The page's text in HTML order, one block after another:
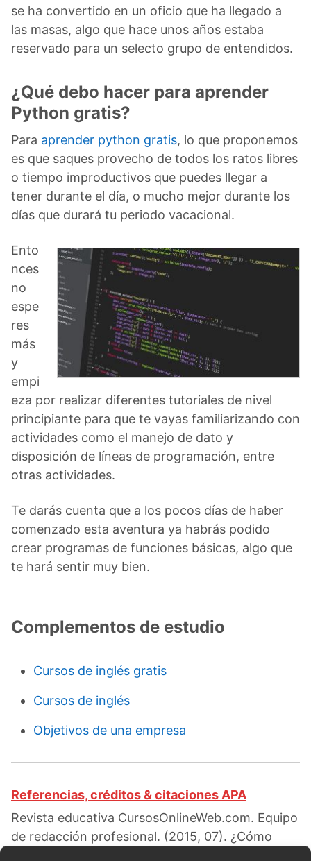
se ha convertido en un oficio que ha llegado a
las masas, algo que hace unos años estaba
reservado para un selecto grupo de entendidos.
¿Qué debo hacer para aprender
Python gratis?
Para aprender python gratis, lo que proponemos
es que saques provecho de todos los ratos libres
o tiempo improductivos que puedes llegar a
tener durante el día, o mucho mejor durante los
días que durará tu periodo vacacional.
Ento
nces
no
espe
res
más
y
empi
eza por realizar diferentes tutoriales de nivel
principiante para que te vayas familiarizando con
actividades como el manejo de dato y
disposición de líneas de programación, entre
otras actividades.
Te darás cuenta que a los pocos días de haber
comenzado esta aventura ya habrás podido
crear programas de funciones básicas, algo que
te hará sentir muy bien.
Complementos de estudio
Cursos de inglés gratis
Cursos de inglés
Objetivos de una empresa
Referencias, créditos & citaciones APA
Revista educativa CursosOnlineWeb.com. Equipo
de redacción profesional. (2015, 07). ¿Cómo